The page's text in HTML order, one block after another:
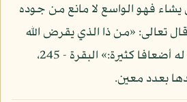
فهو الواسع لا مانع من جوده
تعالى: «من ذا الذي يقرض الله
قرضا حسنا فيضاعفه له أضعافا كثيرة:» البقرة - 245،
بعدد معين.